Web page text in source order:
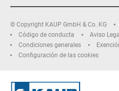
© Copyright KAUP GmbH & Co. KG
Código de conducta
Aviso Legal
Condiciones generales
Configuración de las cookies